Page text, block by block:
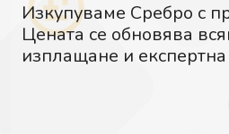
Изкупуваме Сребро с
Цената се обновява
изплащане и